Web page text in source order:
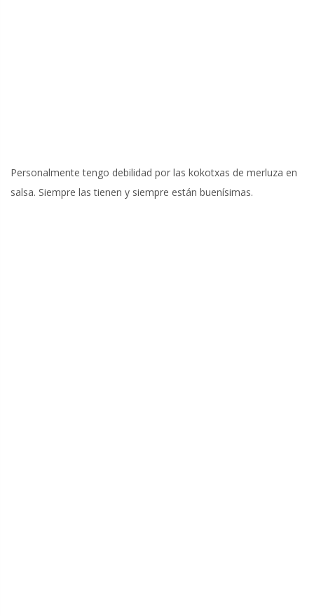
Personalmente tengo debilidad por las kokotxas de merluza en
salsa. Siempre las tienen y siempre están buenísimas.